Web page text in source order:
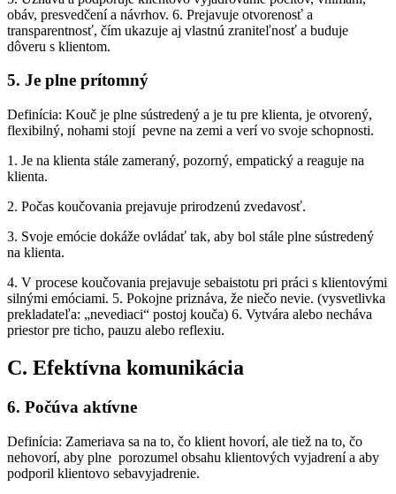
obáv, presvedčení a návrhov. 6. Prejavuje otvorenosť a
transparentnosť, čím ukazuje aj vlastnú zraniteľnosť a buduje
dôveru s klientom.
5. Je plne prítomný
Definícia: Kouč je plne sústredený a je tu pre klienta, je otvorený,
flexibilný, nohami stojí pevne na zemi a verí vo svoje schopnosti.
1. Je na klienta stále zameraný, pozorný, empatický a reaguje na
klienta.
2. Počas koučovania prejavuje prirodzenú zvedavosť.
3. Svoje emócie dokáže ovládať tak, aby bol stále plne sústredený
na klienta.
4. V procese koučovania prejavuje sebaistotu pri práci s klientovými
silnými emóciami. 5. Pokojne priznáva, že niečo nevie. (vysvetlivka
prekladateľa: „nevediaci“ postoj kouča) 6. Vytvára alebo necháva
priestor pre ticho, pauzu alebo reflexiu.
C. Efektívna komunikácia
6. Počúva aktívne
Definícia: Zameriava sa na to, čo klient hovorí, ale tiež na to, čo
nehovorí, aby plne porozumel obsahu klientových vyjadrení a aby
podporil klientovo sebavyjadrenie.